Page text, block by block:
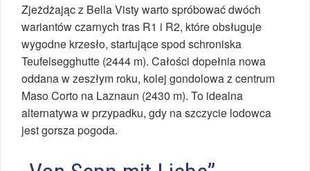
Zjeżdżając z Bella Visty warto spróbować dwóch
wariantów czarnych tras R1 i R2, które obsługuje
wygodne krzesło, startujące spod schroniska
Teufelsegghutte (2444 m). Całości dopełnia nowa
oddana w zeszłym roku, kolej gondolowa z centrum
Maso Corto na Laznaun (2430 m). To idealna
alternatywa w przypadku, gdy na szczycie lodowca
jest gorsza pogoda.